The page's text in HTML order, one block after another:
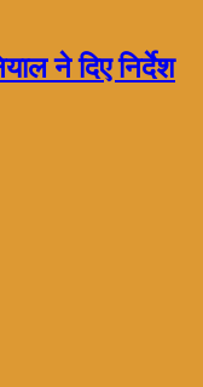
ने दिए निर्देश